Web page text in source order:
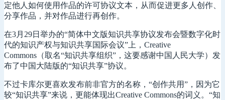
定他人如何使用作品的许可协议文本，从而促进更多人创作、
分享作品，并对作品进行再创作。
在3月29日举办的“简体中文版知识共享协议发布会暨数字化时
代的知识产权与知识共享国际会议”上，Creative
Commons（取名“知识共享组织”，这要感谢中国人民大学）发
布了中国大陆版的“知识共享”协议。
不过卡库尔更喜欢发布前非官方的名称，“创作共用”，因为它
较“知识共享”来说，更能体现出Creative Commons的词义。“知